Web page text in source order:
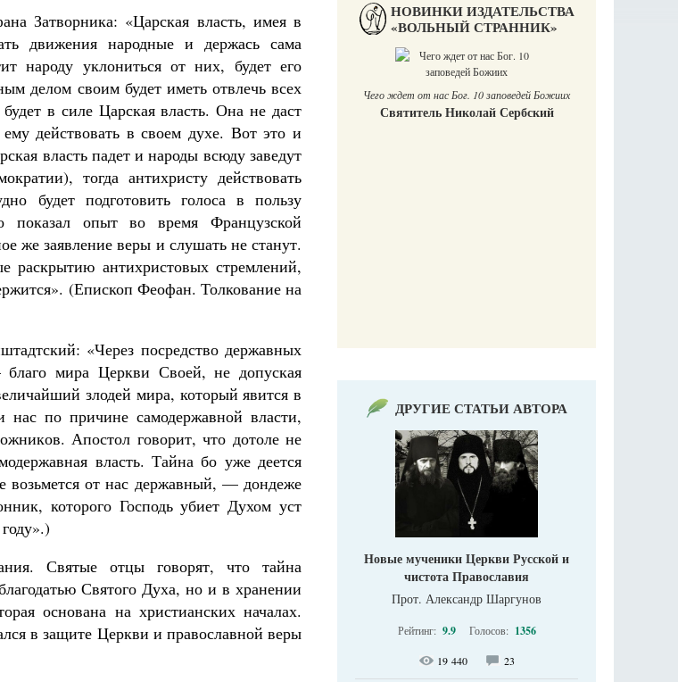
Затворника: «Царская власть, имея в
движения народные и держась сама
народу уклониться от них, будет его
делом своим будет иметь отвлечь всех
в силе Царская власть. Она не даст
действовать в своем духе. Вот это и
власть падет и народы всюду заведут
тогда антихристу действовать
будет подготовить голоса в пользу
показал опыт во время Французской
же заявление веры и слушать не станут.
раскрытию антихристовых стремлений,
(Епископ Феофан. Толкование на
«Через посредство державных
мира Церкви Своей, не допуская
злодей мира, который явится в
по причине самодержавной власти,
Апостол говорит, что дотоле не
власть. Тайна бо уже деется
возьмется от нас державный, — дондеже
которого Господь убиет Духом уст
Святые отцы говорят, что тайна
Святого Духа, но и в хранении
основана на христианских началах.
в защите Церкви и православной веры
НОВИНКИ ИЗДАТЕЛЬСТВА
«ВОЛЬНЫЙ СТРАННИК»
Великомученик Георгий Победоносец. Научись у
Роман Котов
Чего ждет от нас Бог. 10 заповедей Божиих
Святитель Николай Сербский
ДРУГИЕ СТАТЬИ АВТОРА
Новые мученики Церкви Русской и
чистота Православия
Прот. Александр Шаргунов
Рейтинг: 9.9 Голосов: 1356
19 440 23